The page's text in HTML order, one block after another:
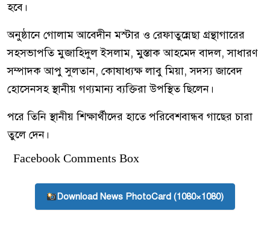
হবে।
অনুষ্ঠানে গোলাম আবেদীন মস্টার ও রেফাতুন্নেছা গ্রন্থাগারের
সহসভাপতি মুজাহিদুল ইসলাম, মুস্তাক আহমেদ বাদল, সাধারণ
সম্পাদক আপু সুলতান, কোষাধ্যক্ষ লাবু মিয়া, সদস্য জাবেদ
হোসেনসহ স্থানীয় গণ্যমান্য ব্যক্তিরা উপস্থিত ছিলেন।
পরে তিনি স্থানীয় শিক্ষার্থীদের হাতে পরিবেশবান্ধব গাছের চারা
তুলে দেন।
Facebook Comments Box
Download News PhotoCard (1080×1080)